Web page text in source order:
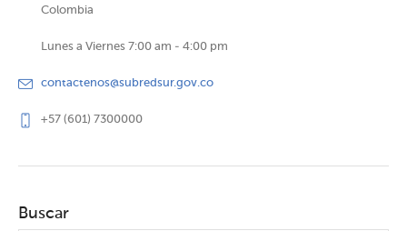
Colombia
Lunes a Viernes 7:00 am - 4:00 pm
contactenos@subredsur.gov.co
+57 (601) 7300000
Buscar